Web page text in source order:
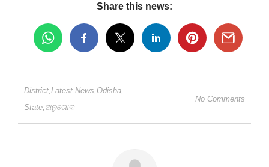
Share this news:
District Latest News Odisha
State ଅନୁଗୋଳ
No Comments